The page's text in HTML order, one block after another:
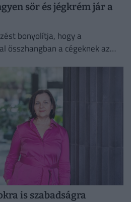
sör és jégkrém jár a
bonyolítja, hogy a
összhangban a cégeknek az
is szabadságra